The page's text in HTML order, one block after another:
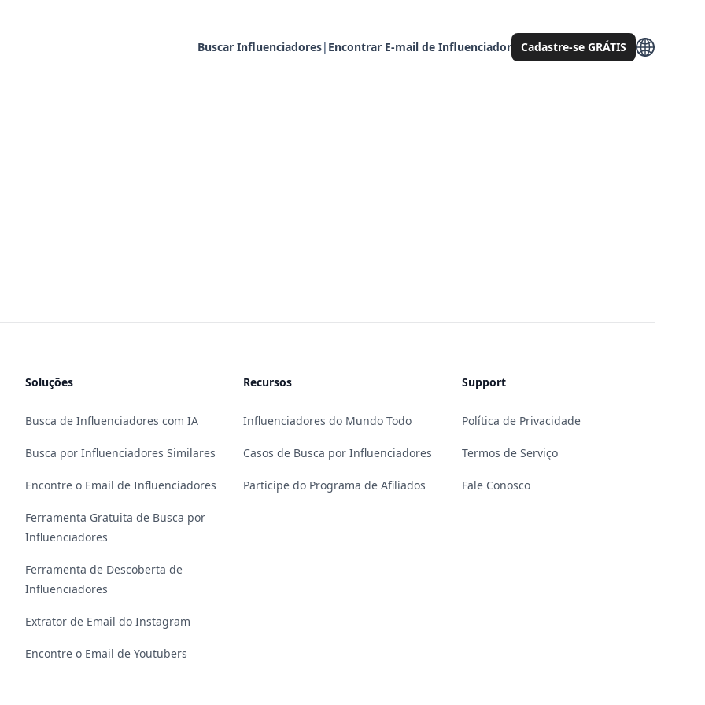
Buscar Influenciadores| Encontrar E-mail de Influenciador Cadastre-se GRÁTIS
Soluções
Busca de Influenciadores com IA
Busca por Influenciadores Similares
Encontre o Email de Influenciadores
Ferramenta Gratuita de Busca por
Influenciadores
Ferramenta de Descoberta de
Influenciadores
Extrator de Email do Instagram
Encontre o Email de Youtubers
Recursos
Influenciadores do Mundo Todo
Casos de Busca por Influenciadores
Participe do Programa de Afiliados
Support
Política de Privacidade
Termos de Serviço
Fale Conosco